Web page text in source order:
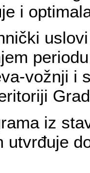
i
vožnji i
iz
utvrđuje